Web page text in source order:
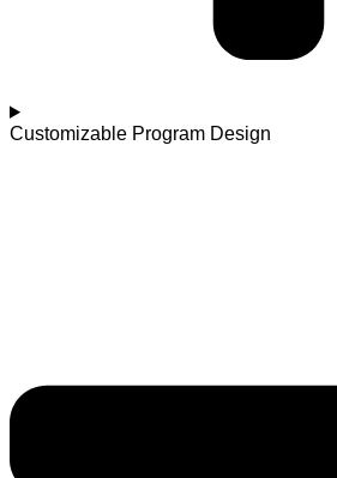
Customizable Program Design